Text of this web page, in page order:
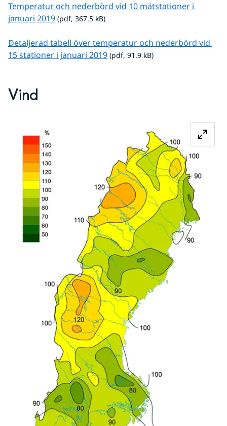
Temperatur och nederbörd vid 10 mätstationer i
januari 2019pdf, 367.5 kB.
(pdf, 367.5 kB)
Detaljerad tabell över temperatur och nederbörd vid
15 stationer i januari 2019pdf, 91.9 kB.
(pdf, 91.9 kB)
Vind